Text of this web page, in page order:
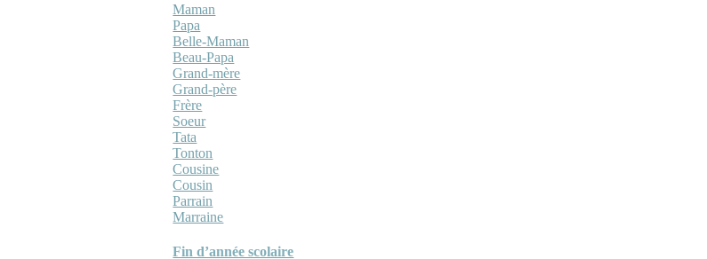
Maman
Papa
Belle-Maman
Beau-Papa
Grand-mère
Grand-père
Frère
Soeur
Tata
Tonton
Cousine
Cousin
Parrain
Marraine
Fin d’année scolaire